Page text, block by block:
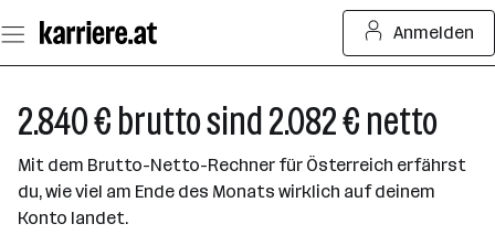
Seiteninhalt
springen
Anmelden
2.840 € brutto sind 2.082 € netto
Mit dem Brutto-Netto-Rechner für Österreich erfährst
du, wie viel am Ende des Monats wirklich auf deinem
Konto landet.